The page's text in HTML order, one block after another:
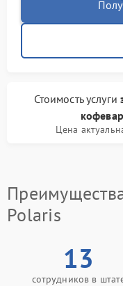
Стоимость услуги
Цена
Polaris
13
сотрудников в